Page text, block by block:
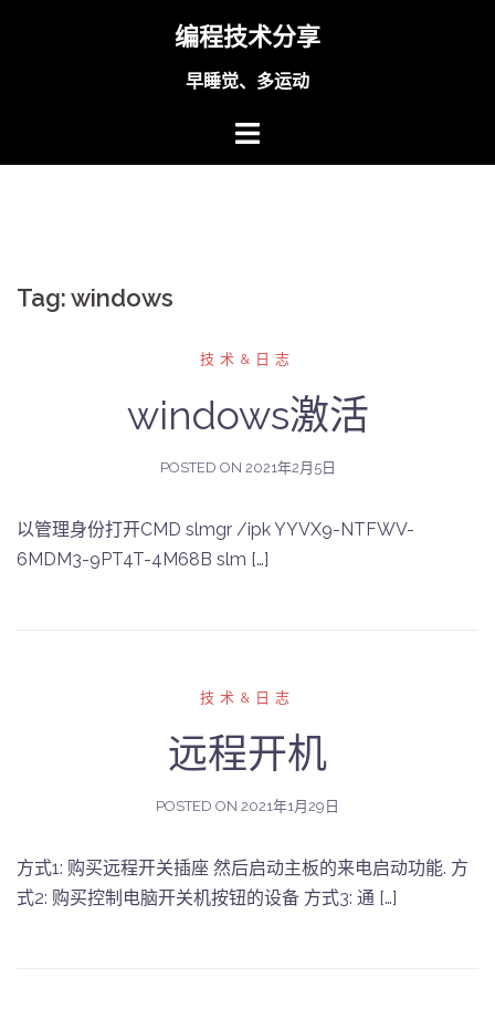
编程技术分享
早睡觉、多运动
Tag:windows
技术&日志
windows激活
POSTED ON 2021年2月5日
以管理身份打开CMD slmgr /ipk YYVX9-NTFWV-
6MDM3-9PT4T-4M68B slm […]
技术&日志
远程开机
POSTED ON 2021年1月29日
方式1: 购买远程开关插座 然后启动主板的来电启动功能. 方
式2: 购买控制电脑开关机按钮的设备 方式3: 通 […]